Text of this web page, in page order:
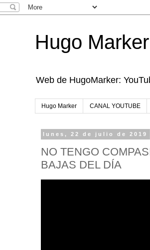
Hugo Marker
Web de HugoMarker:
Hugo Marker CANAL YOUTUBE
lunes, 22 de julio de 2019
NO TENGO
BAJAS DEL DÍA